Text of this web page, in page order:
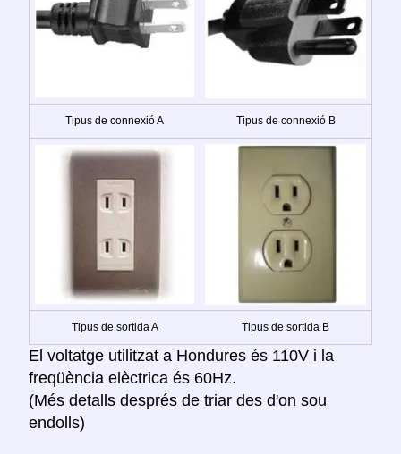
Tipus de connexió A Tipus de connexió B
Tipus de sortida A Tipus de sortida B
El voltatge utilitzat a Hondures és 110V i la
freqüència elèctrica és 60Hz.
(Més detalls després de triar des d'on sou
endolls)